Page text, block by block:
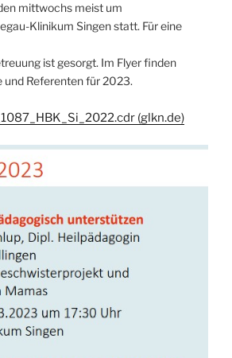
mittwochs meist um
Klinikum Singen statt. Für eine
ist gesorgt. Im Flyer finden
und Referenten für 2023.
(glkn.de)